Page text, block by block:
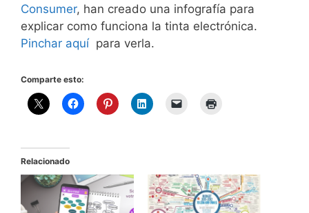
Consumer, han creado una infografía para
explicar como funciona la tinta electrónica.
Pinchar aquí para verla.
Comparte esto:
Relacionado